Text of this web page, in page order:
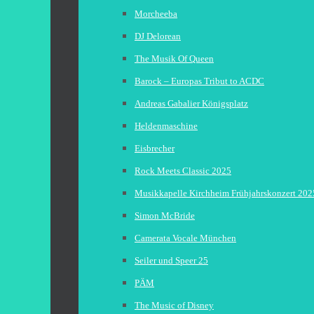
Morcheeba
DJ Delorean
The Musik Of Queen
Barock – Europas Tribut to ACDC
Andreas Gabalier Königsplatz
Heldenmaschine
Eisbrecher
Rock Meets Classic 2025
Musikkapelle Kirchheim Frühjahrskonzert
Simon McBride
Camerata Vocale München
Seiler und Speer 25
PÄM
The Music of Disney